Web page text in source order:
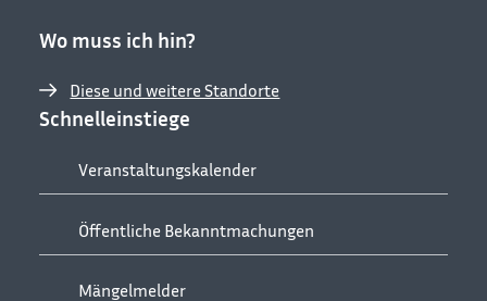
Wo muss ich hin?
Diese und weitere Standorte
Schnelleinstiege
Veranstaltungskalender
Öffentliche Bekanntmachungen
Mängelmelder